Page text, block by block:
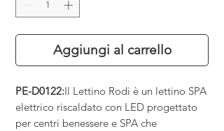
Aggiungi al carrello
PE-D0122:Il Lettino Rodi è un lettino SPA
elettrico riscaldato con LED progettato
per centri benessere e SPA che